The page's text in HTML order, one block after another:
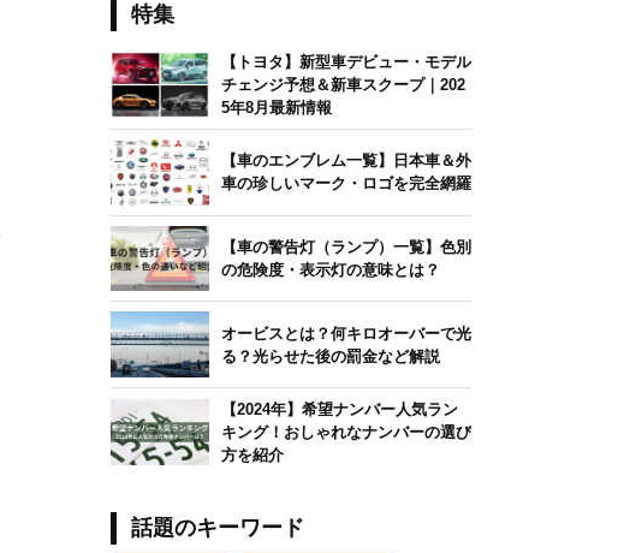
特集
【トヨタ】新型車デビュー・モデル
チェンジ予想＆新車スクープ｜202
5年8月最新情報
【車のエンブレム一覧】日本車＆外
車の珍しいマーク・ロゴを完全網羅
【車の警告灯（ランプ）一覧】色別
の危険度・表示灯の意味とは？
オービスとは？何キロオーバーで光
る？光らせた後の罰金など解説
【2024年】希望ナンバー人気ラン
キング！おしゃれなナンバーの選び
方を紹介
話題のキーワード